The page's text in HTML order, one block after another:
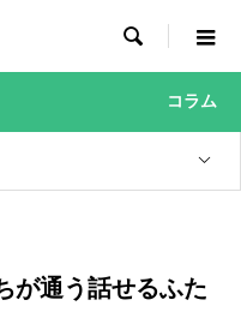

コラム
が通う話せるふた